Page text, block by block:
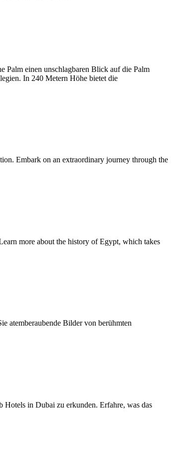
Palm einen unschlagbaren Blick auf die Palm
In 240 Metern Höhe bietet die
Embark on an extraordinary journey through the
more about the history of Egypt, which takes
atemberaubende Bilder von berühmten
in Dubai zu erkunden. Erfahre, was das